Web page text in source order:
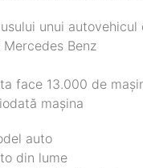
unui
Benz
face 13.000 de
mașina
auto
din lume